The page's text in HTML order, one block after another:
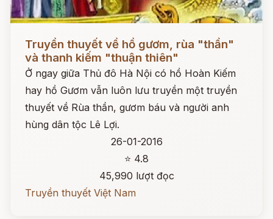
Đọc ngay
Truyền thuyết về hồ gươm, rùa "thần"
và thanh kiếm "thuận thiên"
Ở ngay giữa Thủ đô Hà Nội có hồ Hoàn Kiếm
hay hồ Gươm vẫn luôn lưu truyền một truyền
thuyết về Rùa thần, gươm báu và người anh
hùng dân tộc Lê Lợi.
26-01-2016
⭐ 4.8
45,990 lượt đọc
Truyền thuyết Việt Nam